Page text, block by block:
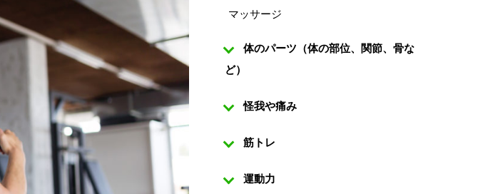
マッサージ
体のパーツ（体の部位、関節、骨な
ど）
怪我や痛み
筋トレ
運動力